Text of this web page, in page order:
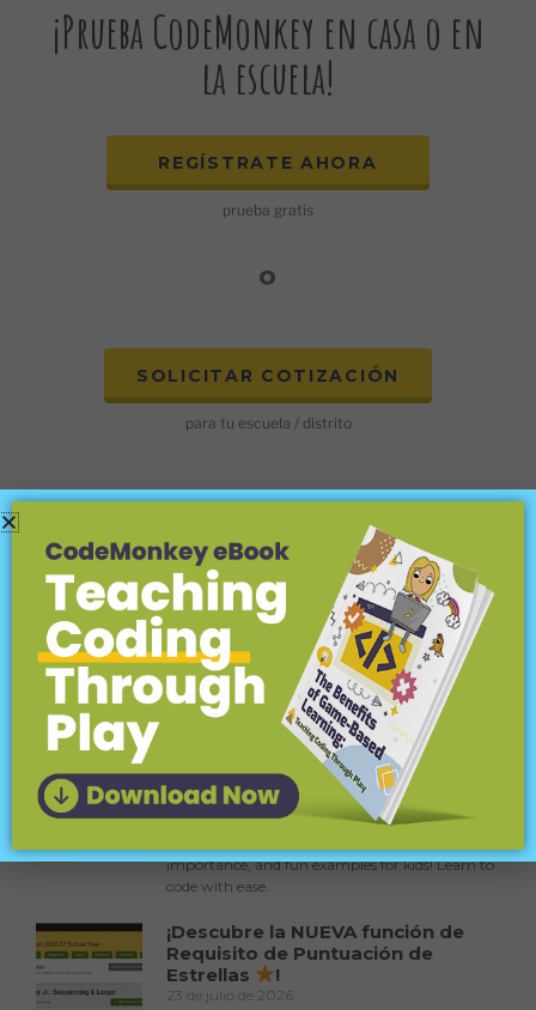
¡Prueba CodeMonkey en casa o en
la escuela!
REGÍSTRATE AHORA
prueba gratis
o
SOLICITAR COTIZACIÓN
para tu escuela / distrito
Más para explorar:
Coding Terms Explained for Kids:
Inputs (Parameters)
August 6, 2026
Learn about coding inputs (parameters) for kids!
Fun examples and easy explanations for young
coders.
Coding Terms Explained for Kids:
Functions
July 30, 2026
importance, and fun examples for kids! Learn to
code with ease.
¡Descubre la NUEVA función de
Requisito de Puntuación de
Estrellas
!
23 de julio de 2026